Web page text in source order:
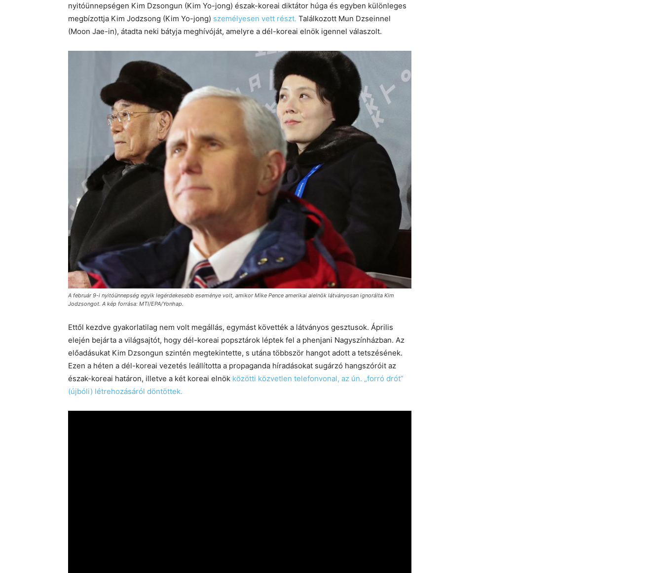
nyitóünnepségen Kim Dzsongun (Kim Yo-jong) észak-koreai diktátor húga és egyben különleges
megbízottja Kim Jodzsong (Kim Yo-jong) személyesen vett részt. Találkozott Mun Dzseinnel
(Moon Jae-in), átadta neki bátyja meghívóját, amelyre a dél-koreai elnök igennel válaszolt.
A február 9-i nyitóünnepség egyik legérdekesebb eseménye volt, amikor Mike Pence amerikai alelnök látványosan ignorálta Kim
Jodzsongot. A kép forrása: MTI/EPA/Yonhap.
Ettől kezdve gyakorlatilag nem volt megállás, egymást követték a látványos gesztusok. Április
elején bejárta a világsajtót, hogy dél-koreai popsztárok léptek fel a phenjani Nagyszínházban. Az
előadásukat Kim Dzsongun szintén megtekintette, s utána többször hangot adott a tetszésének.
Ezen a héten a dél-koreai vezetés leállította a propaganda híradásokat sugárzó hangszóróit az
észak-koreai határon, illetve a két koreai elnök közötti közvetlen telefonvonal, az ún. „forró drót”
(újbóli) létrehozásáról döntöttek.